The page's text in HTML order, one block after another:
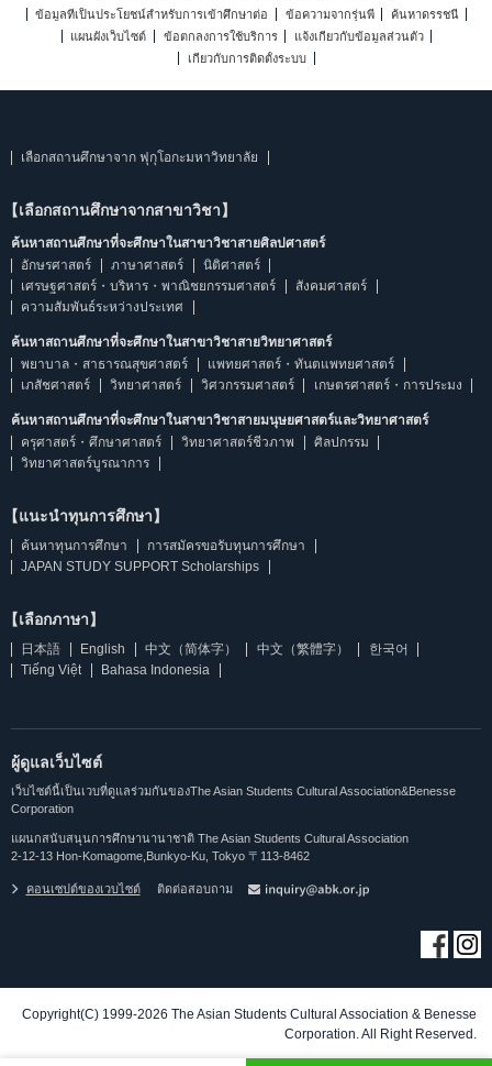
ข้อมูลที่เป็นประโยชน์สำหรับการเข้าศึกษาต่อ
ข้อความจากรุ่นพี่
ค้นหาดรรชนี
แผนผังเว็บไซต์
ข้อตกลงการใช้บริการ
แจ้งเกี่ยวกับข้อมูลส่วนตัว
เกี่ยวกับการติดตั้งระบบ
เลือกสถานศึกษาจาก ฟุกุโอกะมหาวิทยาลัย
【เลือกสถานศึกษาจากสาขาวิชา】
ค้นหาสถานศึกษาที่จะศึกษาในสาขาวิชาสายศิลปศาสตร์
อักษรศาสตร์
ภาษาศาสตร์
นิติศาสตร์
เศรษฐศาสตร์・บริหาร・พาณิชยกรรมศาสตร์
สังคมศาสตร์
ความสัมพันธ์ระหว่างประเทศ
ค้นหาสถานศึกษาที่จะศึกษาในสาขาวิชาสายวิทยาศาสตร์
พยาบาล・สาธารณสุขศาสตร์
แพทยศาสตร์・ทันตแพทยศาสตร์
เภสัชศาสตร์
วิทยาศาสตร์ วิศวกรรมศาสตร์ เกษตรศาสตร์・การประมง
ค้นหาสถานศึกษาที่จะศึกษาในสาขาวิชาสายมนุษยศาสตร์และวิทยาศาสตร์
ครุศาสตร์・ศึกษาศาสตร์
วิทยาศาสตร์ชีวภาพ
ศิลปกรรม
วิทยาศาสตร์บูรณาการ
【แนะนำทุนการศึกษา】
ค้นหาทุนการศึกษา
การสมัครขอรับทุนการศึกษา
JAPAN STUDY SUPPORT Scholarships
【เลือกภาษา】
日本語 English 中文（简体字） 中文（繁體字）
한국어
Tiếng Việt
Bahasa Indonesia
ผู้ดูแลเว็บไซต์
เว็บไซต์นี้เป็นเวบที่ดูแลร่วมกันของThe Asian Students Cultural Association&Benesse
Corporation
แผนกสนับสนุนการศึกษานานาชาติ The Asian Students Cultural Association
2-12-13 Hon-Komagome,Bunkyo-Ku, Tokyo 〒113-8462
คอนเซปต์ของเวบไซต์ ติดต่อสอบถาม
Copyright(C) 1999-2026 The Asian Students Cultural Association & Benesse
Corporation. All Right Reserved.